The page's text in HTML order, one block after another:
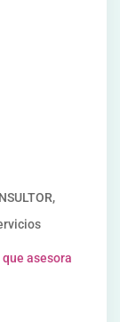
asesora